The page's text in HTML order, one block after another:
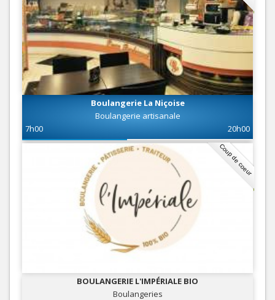
Boulangerie La Niçoise
Boulangerie artisanale
7h00
20h00
Coup de coeur
BOULANGERIE L'IMPÉRIALE BIO
Boulangeries